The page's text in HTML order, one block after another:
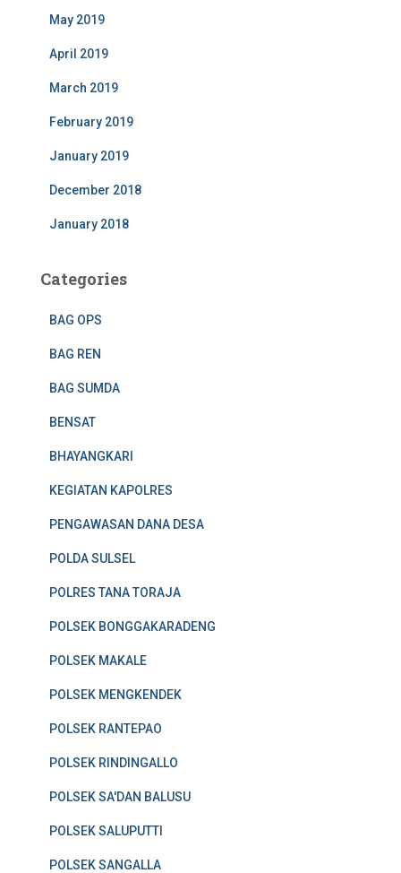
May 2019
April 2019
March 2019
February 2019
January 2019
December 2018
January 2018
Categories
BAG OPS
BAG REN
BAG SUMDA
BENSAT
BHAYANGKARI
KEGIATAN KAPOLRES
PENGAWASAN DANA DESA
POLDA SULSEL
POLRES TANA TORAJA
POLSEK BONGGAKARADENG
POLSEK MAKALE
POLSEK MENGKENDEK
POLSEK RANTEPAO
POLSEK RINDINGALLO
POLSEK SA'DAN BALUSU
POLSEK SALUPUTTI
POLSEK SANGALLA